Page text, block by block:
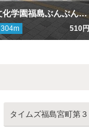
【福島文化学園福島ぶんぶん園 徒歩1分】【ゲート外】タイムズ福島宮町第2駐車場
304m 510円
タイムズ福島宮町第３